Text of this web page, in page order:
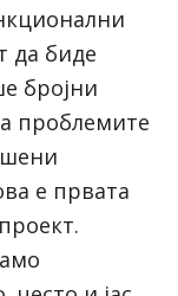
да биде
бројни
проблемите
е првата